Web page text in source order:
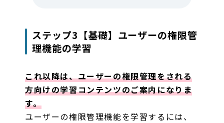
ステップ3【基礎】ユーザーの権限管
理機能の学習
これ以降は、ユーザーの権限管理をされる
方向けの学習コンテンツのご案内になりま
す。
ユーザーの権限管理機能を学習するには、